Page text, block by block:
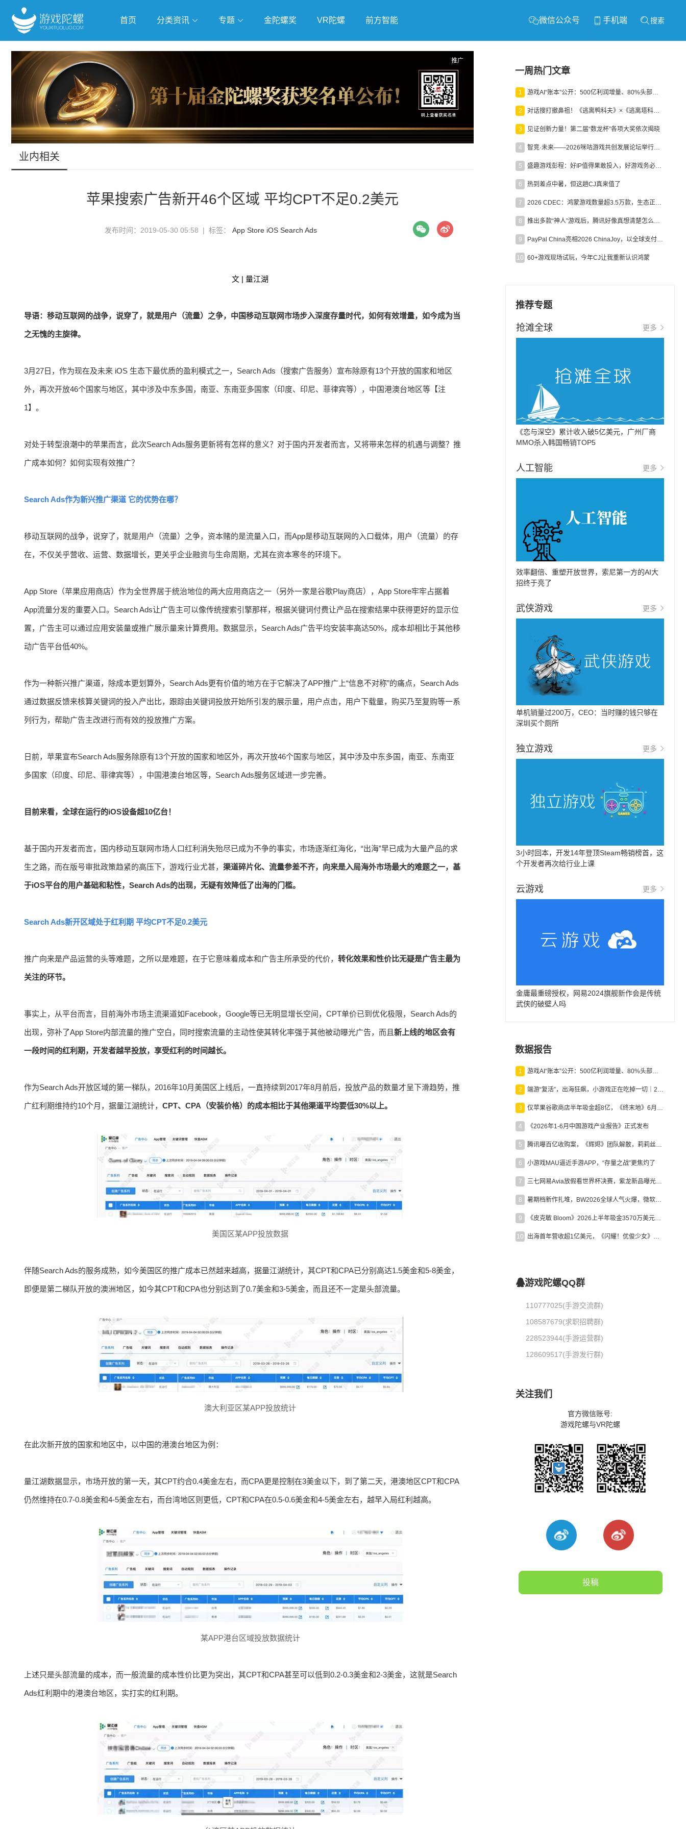
首页 分类资讯 专题
抢滩全球 人工智能 武侠游戏 独立游戏 云游戏
跨界Talk
金陀螺奖 VR陀螺 前方智能 微信公众号 手机端 搜索
推广
业内相关
苹果搜索广告新开46个区域 平均CPT不足0.2美元
发布时间：2019-05-30 05:58 | 标签： App Store iOS Search Ads
文 | 量江湖
导语：移动互联网的战争，说穿了，就是用户（流量）之争，中国移动互联网市场步入深度存量时代，如何有效增量，如今成为当
之无愧的主旋律。
3月27日，作为现在及未来 iOS 生态下最优质的盈利模式之一，Search Ads（搜索广告服务）宣布除原有13个开放的国家和地区
外，再次开放46个国家与地区，其中涉及中东多国，南亚、东南亚多国家（印度、印尼、菲律宾等），中国港澳台地区等【注
1】。
对处于转型浪潮中的苹果而言，此次Search Ads服务更新将有怎样的意义？对于国内开发者而言，又将带来怎样的机遇与调整？推
广成本如何？如何实现有效推广？
Search Ads作为新兴推广渠道 它的优势在哪？
移动互联网的战争，说穿了，就是用户（流量）之争，资本赌的是流量入口，而App是移动互联网的入口载体，用户（流量）的存
在，不仅关乎营收、运营、数据增长，更关乎企业融资与生命周期，尤其在资本寒冬的环境下。
App Store（苹果应用商店）作为全世界居于统治地位的两大应用商店之一（另外一家是谷歌Play商店），App Store牢牢占据着
App流量分发的重要入口。Search Ads让广告主可以像传统搜索引擎那样，根据关键词付费让产品在搜索结果中获得更好的显示位
置，广告主可以通过应用安装量或推广展示量来计算费用。数据显示，Search Ads广告平均安装率高达50%，成本却相比于其他移
动广告平台低40%。
作为一种新兴推广渠道，除成本更划算外，Search Ads更有价值的地方在于它解决了APP推广上“信息不对称”的痛点，Search Ads
通过数据反馈来核算关键词的投入产出比，跟踪由关键词投放开始所引发的展示量，用户点击，用户下载量，购买乃至复购等一系
列行为，帮助广告主改进行而有效的投放推广方案。
日前，苹果宣布Search Ads服务除原有13个开放的国家和地区外，再次开放46个国家与地区，其中涉及中东多国，南亚、东南亚
多国家（印度、印尼、菲律宾等），中国港澳台地区等，Search Ads服务区域进一步完善。
目前来看，全球在运行的iOS设备超10亿台！
基于国内开发者而言，国内移动互联网市场人口红利消失殆尽已成为不争的事实，市场逐渐红海化，“出海”早已成为大量产品的求
生之路，而在版号审批政策趋紧的高压下，游戏行业尤甚， 渠道碎片化、流量参差不齐，向来是入局海外市场最大的难题之一，基
于iOS平台的用户基础和粘性，Search Ads的出现，无疑有效降低了出海的门槛。
Search Ads新开区域处于红利期 平均CPT不足0.2美元
推广向来是产品运营的头等难题，之所以是难题，在于它意味着成本和广告主所承受的代价， 转化效果和性价比无疑是广告主最为
关注的环节。
事实上，从平台而言，目前海外市场主流渠道如Facebook，Google等已无明显增长空间，CPT单价已到优化极限，Search Ads的
出现，弥补了App Store内部流量的推广空白，同时搜索流量的主动性使其转化率强于其他被动曝光广告，而且 新上线的地区会有
一段时间的红利期，开发者越早投放，享受红利的时间越长。
作为Search Ads开放区域的第一梯队，2016年10月美国区上线后，一直持续到2017年8月前后，投放产品的数量才呈下滑趋势，推
广红利期维持约10个月，据量江湖统计， CPT、CPA（安装价格）的成本相比于其他渠道平均要低30%以上。
美国区某APP投放数据
伴随Search Ads的服务成熟，如今美国区的推广成本已然越来越高，据量江湖统计，其CPT和CPA已分别高达1.5美金和5-8美金，
即便是第二梯队开放的澳洲地区，如今其CPT和CPA也分别达到了0.7美金和3-5美金，而且还不一定是头部流量。
澳大利亚区某APP投放统计
在此次新开放的国家和地区中，以中国的港澳台地区为例：
量江湖数据显示，市场开放的第一天，其CPT约合0.4美金左右，而CPA更是控制在3美金以下，到了第二天，港澳地区CPT和CPA
仍然维持在0.7-0.8美金和4-5美金左右，而台湾地区则更低，CPT和CPA在0.5-0.6美金和4-5美金左右，越早入局红利越高。
某APP港台区域投放数据统计
上述只是头部流量的成本，而一般流量的成本性价比更为突出，其CPT和CPA甚至可以低到0.2-0.3美金和2-3美金，这就是Search
Ads红利期中的港澳台地区，实打实的红利期。
一周热门文章
1 游戏AI“账本”公开：500亿利润增量、80%头部入局，谁在闷声发财？
2 对话搜打撤鼻祖！《逃离鸭科夫》×《逃离塔科夫》官方线下沙龙落幕
3 见证创新力量！第二届“数龙杯”各项大奖依次揭晓
4 智竞·未来——2026咪咕游戏共创发展论坛举行：聚力精品内容、AI创作与电竞生态，共建高品质益智健康游戏社区
5 盛趣游戏彭程：好IP值得果敢投入，好游戏务必长效经营
6 热到差点中暑，但这趟CJ真来值了
7 2026 CDEC：鸿蒙游戏数量超3.5万款，生态正循环加速产业高质量发展
8 推出多款“神人”游戏后，腾讯好像真想清楚怎么做二次元了
9 PayPal China亮相2026 ChinaJoy，以全球支付能力助力中国游戏企业深化全球运营
10 60+游戏现场试玩，今年CJ让我重新认识鸿蒙
推荐专题
抢滩全球 更多
《恋与深空》累计收入破5亿美元，广州厂商
MMO杀入韩国畅销TOP5
人工智能 更多
效率翻倍、重塑开放世界，索尼第一方的AI大
招终于亮了
武侠游戏 更多
单机销量过200万，CEO：当时赚的钱只够在
深圳买个厕所
独立游戏 更多
3小时回本，开发14年登顶Steam畅销榜首，这
个开发者再次给行业上课
云游戏 更多
金庸最重磅授权，网易2024旗舰新作会是传统
武侠的破壁人吗
数据报告
1 游戏AI“账本”公开：500亿利润增量、80%头部入局，谁在闷声发财？
2 端游“复活”，出海狂飙，小游戏正在吃掉一切｜2026上半年产业报告
3 仅苹果谷歌商店半年吸金超8亿，《终末地》6月份收入显著回暖
4 《2026年1-6月中国游戏产业报告》正式发布
5 腾讯曝百亿收购案，《辉烬》团队解散，莉莉丝新作曝光｜陀螺周报
6 小游戏MAU逼近手游APP，“存量之战”更焦灼了
7 三七网易Avia放假看世界杯决赛，紫龙新品曝光，米哈游新作上线 | 陀螺周报
8 暑期档新作扎堆，BW2026全球人气火爆，微软XBOX大裁员|陀螺周报
9 《皮克敏 Bloom》2026上半年吸金3570万美元，中国台湾成最大市场
10 出海首年营收超1亿美元，《闪耀！优俊少女》美国市场占比达七成
游戏陀螺QQ群
110777025(手游交流群)
108587679(求职招聘群)
228523944(手游运营群)
128609517(手游发行群)
关注我们
官方微信账号:
游戏陀螺与VR陀螺
投稿